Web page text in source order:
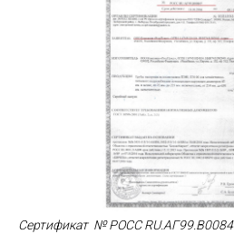
Сертификат № РОСС